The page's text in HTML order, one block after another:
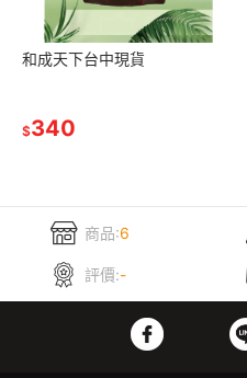
和成天下台中現貨
$340
商品:6
評價:-